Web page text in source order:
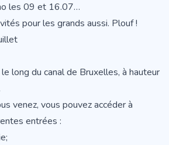
les 09 et 16.07…
pour les grands aussi. Plouf !
long du canal de Bruxelles, à hauteur
venez, vous pouvez accéder à
entrées :